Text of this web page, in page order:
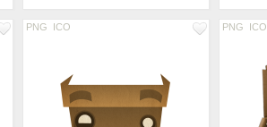
PNG ICO PNG ICO